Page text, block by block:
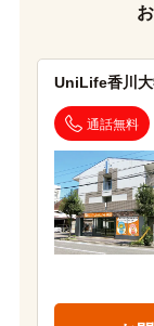
UniLife香川
通話無料